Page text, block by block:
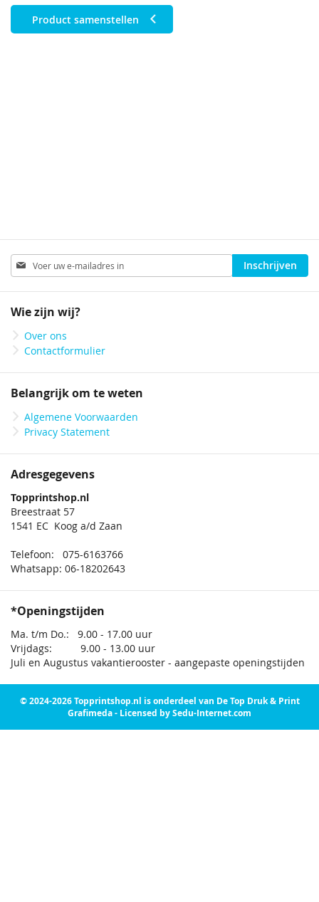
Product samenstellen
Abonneer
u
op
nieuwsbrief
Inschrijven
Wie zijn wij?
Over ons
Contactformulier
Belangrijk om te weten
Algemene Voorwaarden
Privacy Statement
Adresgegevens
Topprintshop.nl
Breestraat 57
1541 EC Koog a/d Zaan
Telefoon: 075-6163766
Whatsapp: 06-18202643
*Openingstijden
Ma. t/m Do.: 9.00 - 17.00 uur
Vrijdags: 9.00 - 13.00 uur
Juli en Augustus vakantierooster - aangepaste openingstijden
© 2024-2026 Topprintshop.nl is onderdeel van De Top Druk & Print
Grafimeda - Licensed by Sedu-Internet.com